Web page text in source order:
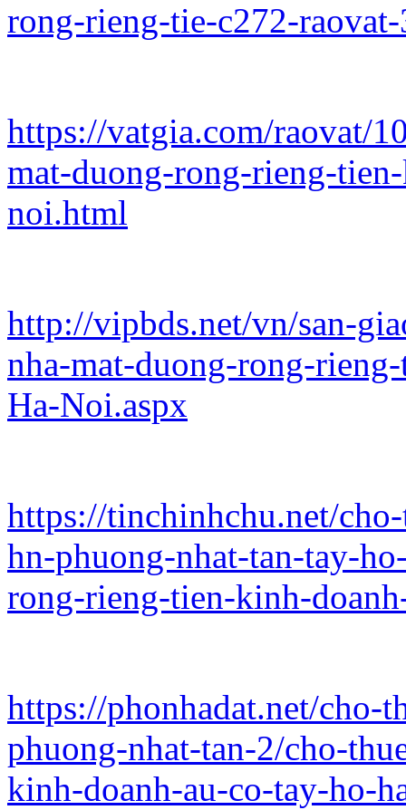
rong-rieng-tie-c272-
https://vatgia.com/raovat/
mat-duong-rong-rieng-
noi.html
http://vipbds.net/vn/san-
nha-mat-duong-rong-
Ha-Noi.aspx
https://tinchinhchu.net/
hn-phuong-nhat-tan-tay-
rong-rieng-tien-kinh-
https://phonhadat.net/cho-
phuong-nhat-tan-2/cho-
kinh-doanh-au-co-tay-ho-